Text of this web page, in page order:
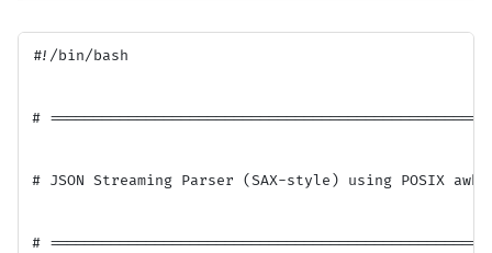
#!/bin/bash
#
# JSON Streaming Parser (SAX-style) using POSIX awk
#